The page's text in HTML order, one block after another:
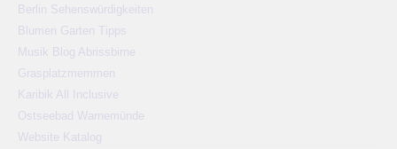
Berlin Sehenswürdigkeiten
Blumen Garten Tipps
Musik Blog Abrissbirne
Grasplatzmemmen
Karibik All Inclusive
Ostseebad Warnemünde
Website Katalog